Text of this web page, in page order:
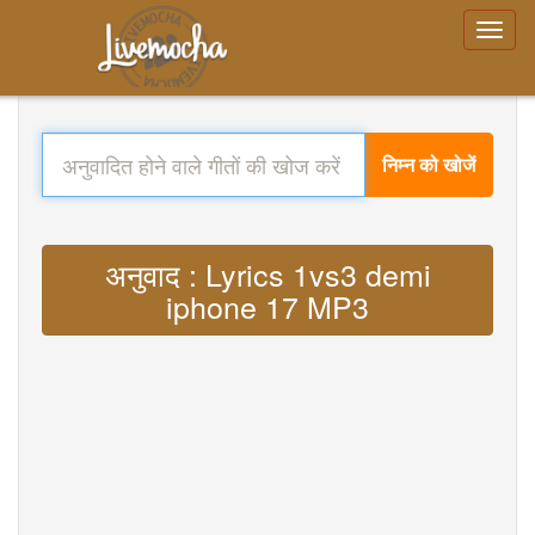
निम्न को खोजें
अनुवाद : Lyrics 1vs3 demi
iphone 17 MP3